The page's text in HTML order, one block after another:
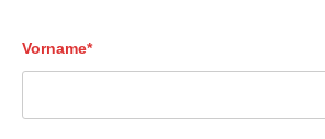
Vorname*